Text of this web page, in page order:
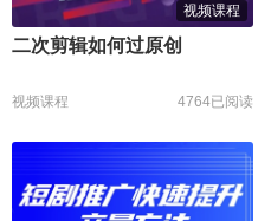
视频课程
二次剪辑如何过原创
视频课程 4764已阅读